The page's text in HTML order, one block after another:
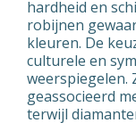
hardheid en
robijnen
kleuren. De
culturele en
weerspiegelen.
geassocieerd
terwijl